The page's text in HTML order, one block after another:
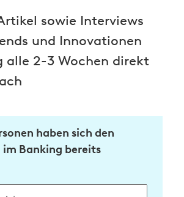
sowie Interviews
und Innovationen
alle 2-3 Wochen direkt
haben sich den
im Banking bereits